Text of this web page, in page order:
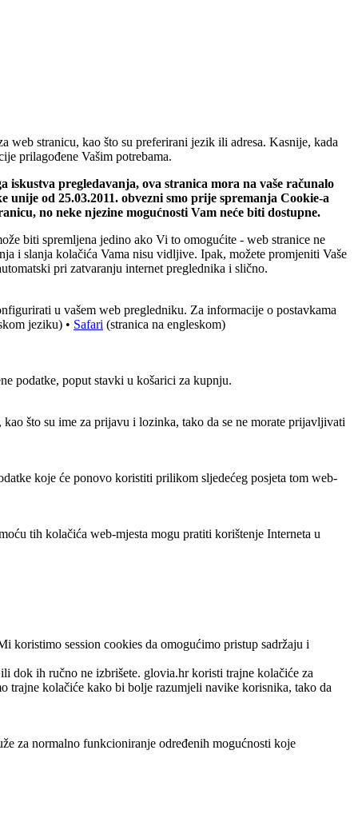
web stranicu, kao što su preferirani jezik ili adresa. Kasnije, kada
prilagođene Vašim potrebama.
pregledavanja, ova stranica mora na vaše računalo
od 25.03.2011. obvezni smo prije spremanja Cookie-a
no neke njezine mogućnosti Vam neće biti dostupne.
biti spremljena jedino ako Vi to omogućite - web stranice ne
i slanja kolačića Vama nisu vidljive. Ipak, možete promjeniti Vaše
pri zatvaranju internet preglednika i slično.
u vašem web pregledniku. Za informacije o postavkama
jeziku) • Safari (stranica na engleskom)
podatke, poput stavki u košarici za kupnju.
što su ime za prijavu i lozinka, tako da se ne morate prijavljivati
koje će ponovo koristiti prilikom sljedećeg posjeta tom web-
tih kolačića web-mjesta mogu pratiti korištenje Interneta u
session cookies da omogućimo pristup sadržaju i
dok ih ručno ne izbrišete. glovia.hr koristi trajne kolačiće za
trajne kolačiće kako bi bolje razumjeli navike korisnika, tako da
za normalno funkcioniranje određenih mogućnosti koje